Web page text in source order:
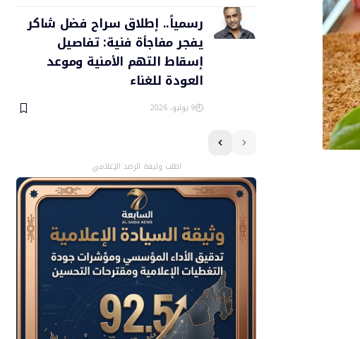
رسمياً.. إطلاق سراح فضل شاكر
يفجر مفاجأة فنية: تفاصيل
إسقاط التهم الأمنية وموعد
العودة للغناء
9 يوليو، 2026
اطلب وثيقة الرصد الإعلامي